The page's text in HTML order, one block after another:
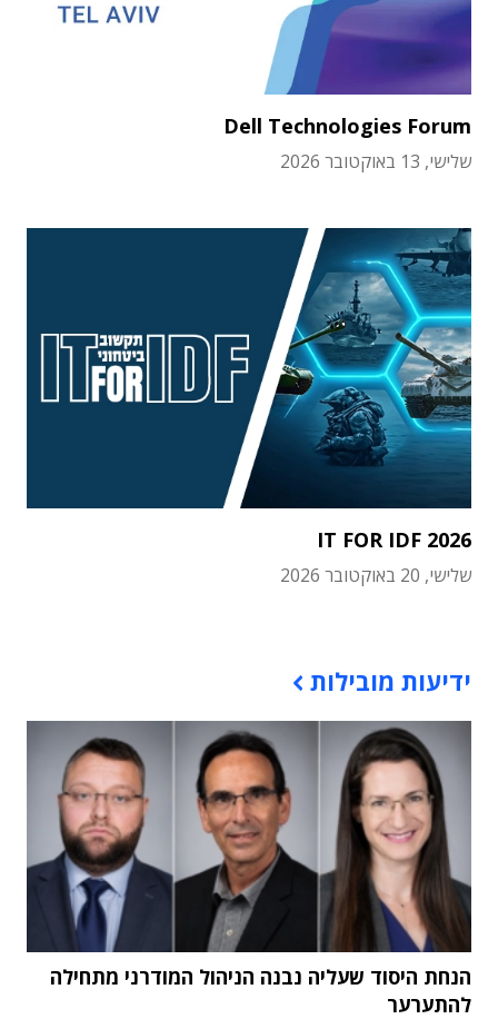
Dell Technologies Forum
שלישי, 13 באוקטובר 2026
IT FOR IDF 2026
שלישי, 20 באוקטובר 2026
ידיעות מובילות
הנחת היסוד שעליה נבנה הניהול המודרני מתחילה
להתערער